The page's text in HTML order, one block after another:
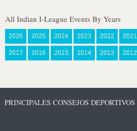
All Indian I-League Events By Years
2026 2025 2024 2023 2022 2021
2017 2016 2015 2014 2013 2012
PRINCIPALES CONSEJOS DEPORTIVOS